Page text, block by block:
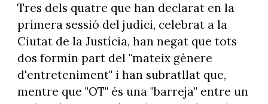
Tres dels quatre que han declarat en la
primera sessió del judici, celebrat a la
Ciutat de la Justícia, han negat que tots
dos formin part del "mateix gènere
d'entreteniment" i han subratllat que,
mentre que "OT" és una "barreja" entre un